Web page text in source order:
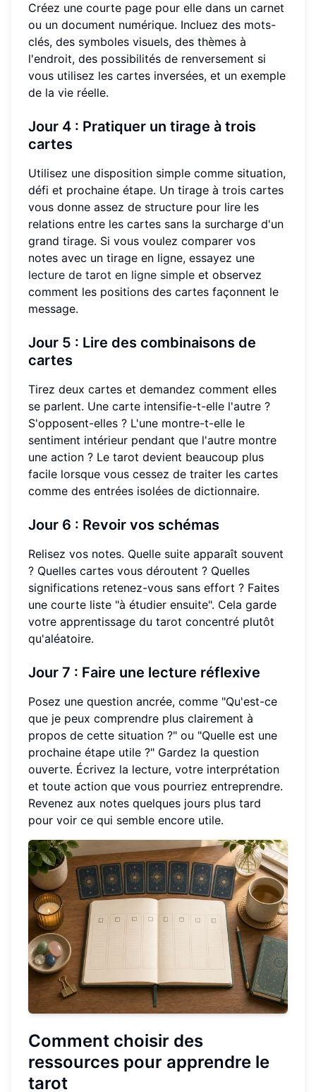
Créez une courte page pour elle dans un carnet
ou un document numérique. Incluez des mots-
clés, des symboles visuels, des thèmes à
l'endroit, des possibilités de renversement si
vous utilisez les cartes inversées, et un exemple
de la vie réelle.
Jour 4 : Pratiquer un tirage à trois
cartes
Utilisez une disposition simple comme situation,
défi et prochaine étape. Un tirage à trois cartes
vous donne assez de structure pour lire les
relations entre les cartes sans la surcharge d'un
grand tirage. Si vous voulez comparer vos
notes avec un tirage en ligne, essayez une
lecture de tarot en ligne simple et observez
comment les positions des cartes façonnent le
message.
Jour 5 : Lire des combinaisons de
cartes
Tirez deux cartes et demandez comment elles
se parlent. Une carte intensifie-t-elle l'autre ?
S'opposent-elles ? L'une montre-t-elle le
sentiment intérieur pendant que l'autre montre
une action ? Le tarot devient beaucoup plus
facile lorsque vous cessez de traiter les cartes
comme des entrées isolées de dictionnaire.
Jour 6 : Revoir vos schémas
Relisez vos notes. Quelle suite apparaît souvent
? Quelles cartes vous déroutent ? Quelles
significations retenez-vous sans effort ? Faites
une courte liste "à étudier ensuite". Cela garde
votre apprentissage du tarot concentré plutôt
qu'aléatoire.
Jour 7 : Faire une lecture réflexive
Posez une question ancrée, comme "Qu'est-ce
que je peux comprendre plus clairement à
propos de cette situation ?" ou "Quelle est une
prochaine étape utile ?" Gardez la question
ouverte. Écrivez la lecture, votre interprétation
et toute action que vous pourriez entreprendre.
Revenez aux notes quelques jours plus tard
pour voir ce qui semble encore utile.
Comment choisir des
ressources pour apprendre le
tarot